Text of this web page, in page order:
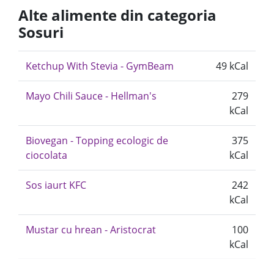
Alte alimente din categoria
Sosuri
Ketchup With Stevia - GymBeam 49 kCal
Mayo Chili Sauce - Hellman's
279
kCal
Biovegan - Topping ecologic de
ciocolata
375
kCal
Sos iaurt KFC
242
kCal
Mustar cu hrean - Aristocrat
100
kCal